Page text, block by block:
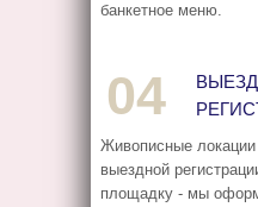
04
банкетное меню.
Живописные
выездной
площадку - мы